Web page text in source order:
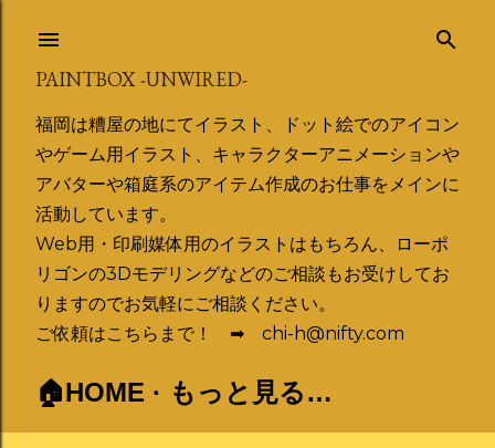
スキップしてメイン コンテンツに移動
PAINTBOX -UNWIRED-
福岡は糟屋の地にてイラスト、ドット絵でのアイコン
やゲーム用イラスト、キャラクターアニメーションや
アバターや箱庭系のアイテム作成のお仕事をメインに
活動しています。
Web用・印刷媒体用のイラストはもちろん、ローポ
リゴンの3Dモデリングなどのご相談もお受けしてお
りますのでお気軽にご相談ください。
ご依頼はこちらまで！ ➡ chi-h@nifty.com
🏠HOME もっと見る…